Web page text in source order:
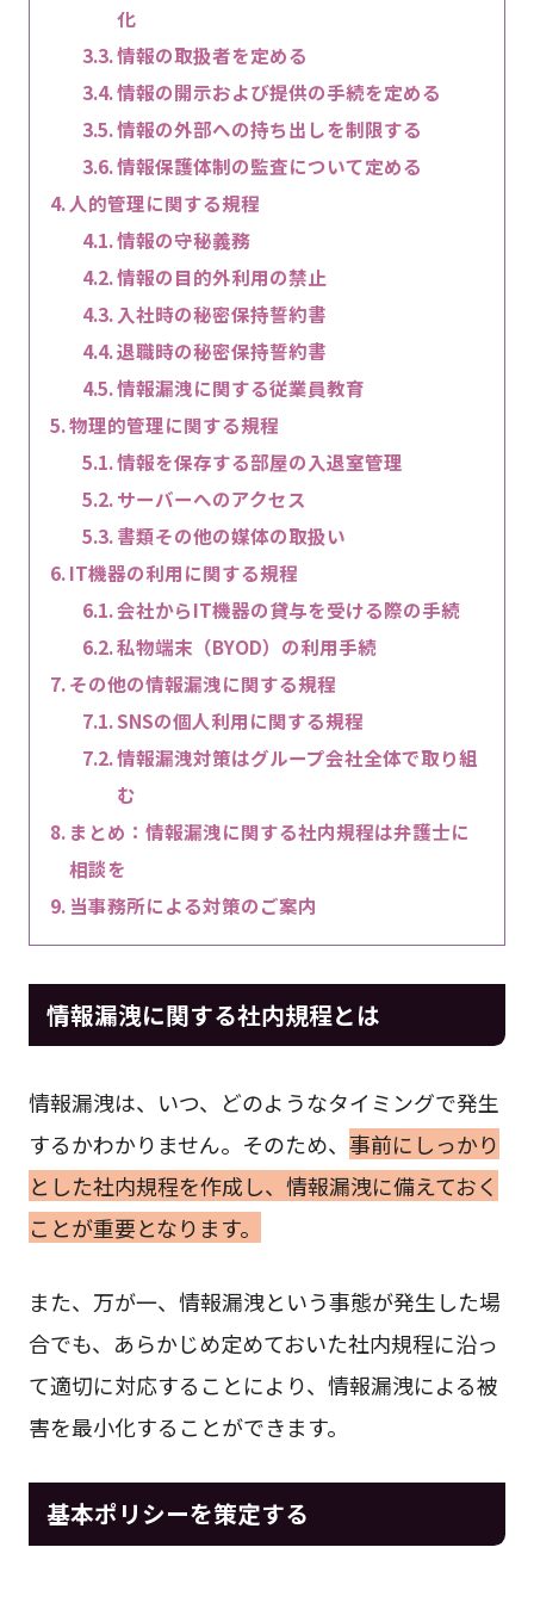
化
情報の取扱者を定める
情報の開示および提供の手続を定める
情報の外部への持ち出しを制限する
情報保護体制の監査について定める
人的管理に関する規程
情報の守秘義務
情報の目的外利用の禁止
入社時の秘密保持誓約書
退職時の秘密保持誓約書
情報漏洩に関する従業員教育
物理的管理に関する規程
情報を保存する部屋の入退室管理
サーバーへのアクセス
書類その他の媒体の取扱い
IT機器の利用に関する規程
会社からIT機器の貸与を受ける際の手続
私物端末（BYOD）の利用手続
その他の情報漏洩に関する規程
SNSの個人利用に関する規程
情報漏洩対策はグループ会社全体で取り組
む
まとめ：情報漏洩に関する社内規程は弁護士に
相談を
当事務所による対策のご案内
情報漏洩に関する社内規程とは
情報漏洩は、いつ、どのようなタイミングで発生
するかわかりません。そのため、 事前にしっかり
とした社内規程を作成し、情報漏洩に備えておく
ことが重要となります。
また、万が一、情報漏洩という事態が発生した場
合でも、あらかじめ定めておいた社内規程に沿っ
て適切に対応することにより、情報漏洩による被
害を最小化することができます。
基本ポリシーを策定する